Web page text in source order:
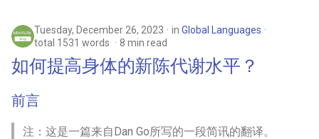
Tuesday, December 26, 2023 in Global Languages
total 1531 words
8 min read
如何提高身体的新陈代谢水平？
前言
注：这是一篇来自Dan Go所写的一段简讯的翻译。